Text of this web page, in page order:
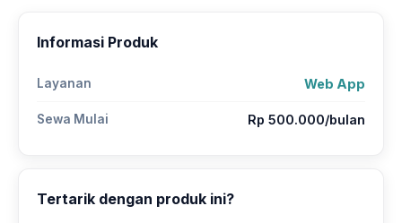
Informasi Produk
Layanan Web App
Sewa Mulai Rp 500.000/bulan
Tertarik dengan produk ini?